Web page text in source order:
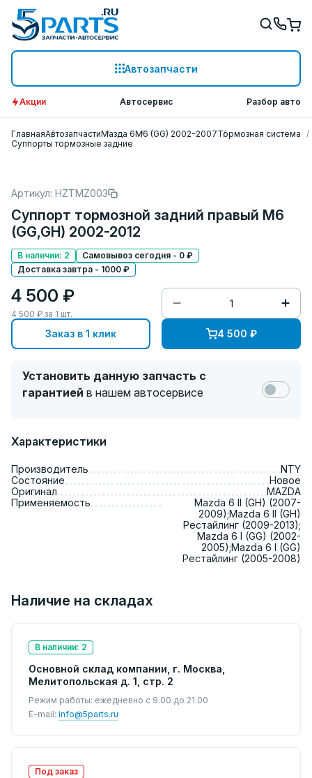
Автозапчасти
Акции Автосервис Разбор авто
ГлавнаяАвтозапчастиМазда 6M6 (GG) 2002-2007Тормозная система
Суппорты тормозные задние
Артикул: HZTMZ003
Суппорт тормозной задний правый M6
(GG,GH) 2002-2012
В наличии: 2
Самовывоз сегодня - 0 ₽
Доставка завтра - 1000 ₽
4 500 ₽
4 500 ₽ за 1 шт.
Заказ в 1 клик 4 500 ₽
Установить данную запчасть с
гарантией в нашем автосервисе
Характеристики
Производитель
NTY
Состояние
Новое
Оригинал
MAZDA
Применяемость
Mazda 6 II (GH) (2007-
2009);Mazda 6 II (GH)
Рестайлинг (2009-2013);
Mazda 6 I (GG) (2002-
2005);Mazda 6 I (GG)
Рестайлинг (2005-2008)
Наличие на складах
В наличии: 2
Основной склад компании, г. Москва,
Мелитопольская д. 1, стр. 2
Режим работы: ежедневно с 9.00 до 21.00
E-mail: info@5parts.ru
Под заказ